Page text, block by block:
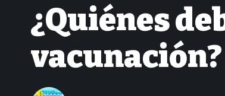
¿Quiénes
vacunación?